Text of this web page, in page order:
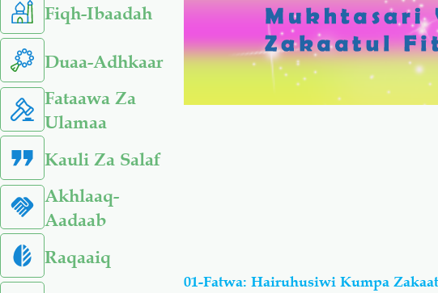
Fiqh-Ibaadah
Duaa-Adhkaar
Fataawa Za
Ulamaa
Kauli Za Salaf
Akhlaaq-
Aadaab
Raqaaiq
01-Fatwa: Hairuhusiwi Kumpa